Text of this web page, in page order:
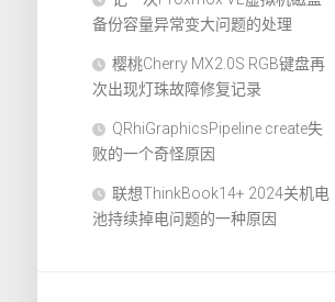
备份容量异常变大问题的处理
樱桃Cherry MX2.0S RGB键盘再
次出现灯珠故障修复记录
QRhiGraphicsPipeline create失
败的一个奇怪原因
联想ThinkBook14+ 2024关机电
池持续掉电问题的一种原因